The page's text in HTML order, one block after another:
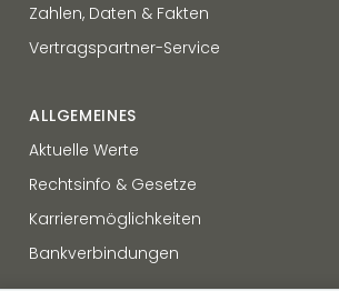
Zahlen, Daten & Fakten
Vertragspartner-Service
ALLGEMEINES
Aktuelle Werte
Rechtsinfo & Gesetze
Karrieremöglichkeiten
Bankverbindungen